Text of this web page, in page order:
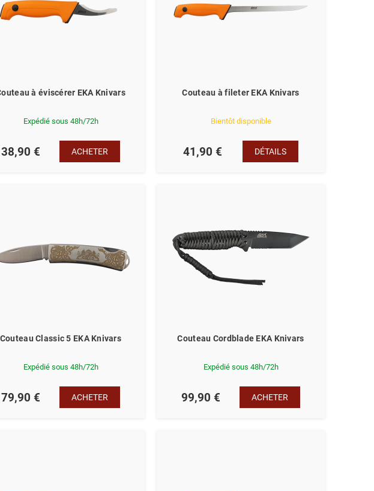
à éviscérer EKA Knivars
Expédié sous 48h/72h
38,90 € ACHETER
Couteau à fileter EKA Knivars
Bientôt disponible
41,90 € DÉTAILS
Couteau Classic 5 EKA Knivars
Expédié sous 48h/72h
79,90 € ACHETER
Couteau Cordblade EKA Knivars
Expédié sous 48h/72h
99,90 € ACHETER